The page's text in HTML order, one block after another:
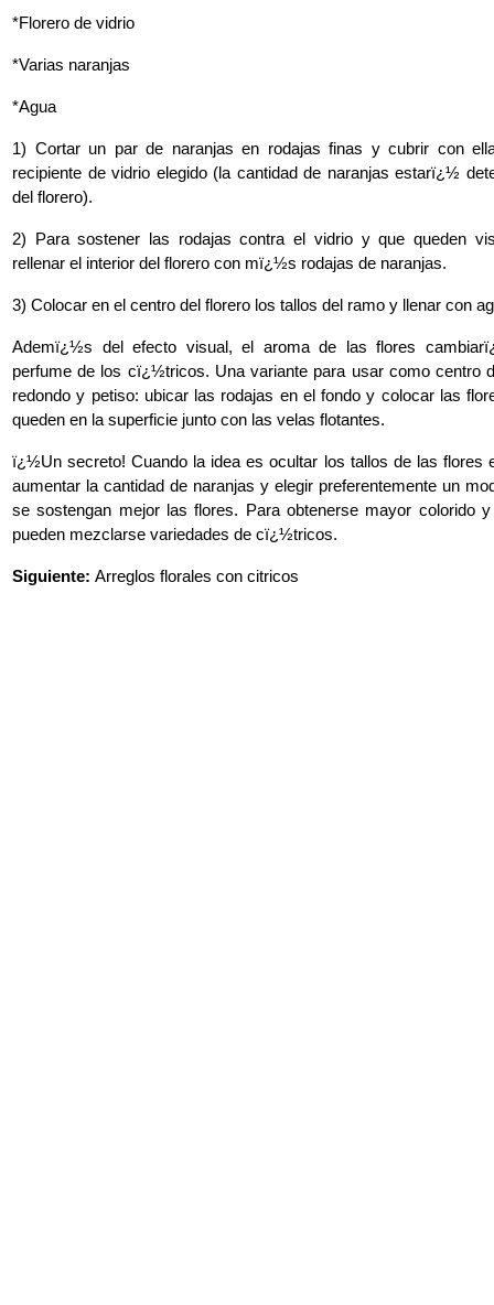
*Florero de vidrio
*Varias naranjas
*Agua
1) Cortar un par de naranjas en rodajas finas y cubrir con
recipiente de vidrio elegido (la cantidad de naranjas estarï¿½
del florero).
2) Para sostener las rodajas contra el vidrio y que queden
rellenar el interior del florero con mï¿½s rodajas de naranjas.
3) Colocar en el centro del florero los tallos del ramo y llenar con
Ademï¿½s del efecto visual, el aroma de las flores
perfume de los cï¿½tricos. Una variante para usar como centro
redondo y petiso: ubicar las rodajas en el fondo y colocar las
queden en la superficie junto con las velas flotantes.
ï¿½Un secreto! Cuando la idea es ocultar los tallos de las flores
aumentar la cantidad de naranjas y elegir preferentemente un
se sostengan mejor las flores. Para obtenerse mayor colorido
pueden mezclarse variedades de cï¿½tricos.
Siguiente: Arreglos florales con citricos